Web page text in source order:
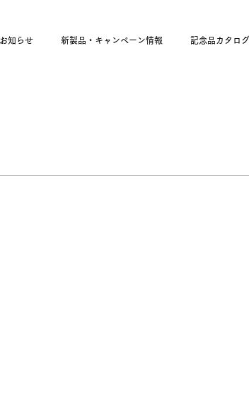
お知らせ 新製品・キャンペーン情報 記念品カタログ